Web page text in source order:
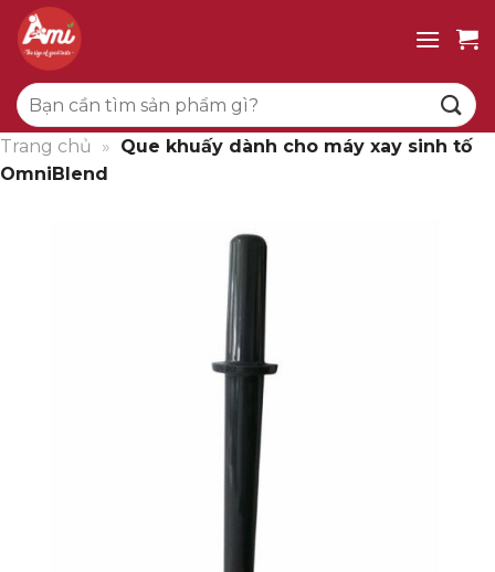
qua
dung
Tìm
kiếm:
Trang chủ » Que khuấy dành cho máy xay sinh tố
OmniBlend